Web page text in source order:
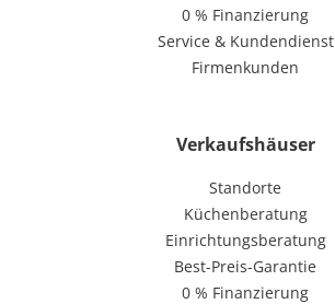
0 % Finanzierung
Service & Kundendienst
Firmenkunden
Verkaufshäuser
Standorte
Küchenberatung
Einrichtungsberatung
Best-Preis-Garantie
0 % Finanzierung